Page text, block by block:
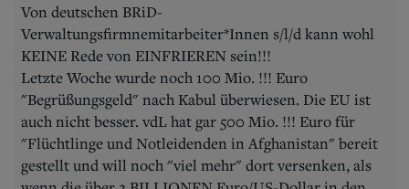
Von deutschen BRiD-
Verwaltungsfirmnemitarbeiter*Innen s/l/d kann wohl
KEINE Rede von EINFRIEREN sein!!!
Letzte Woche wurde noch 100 Mio. !!! Euro
"Begrüßungsgeld" nach Kabul überwiesen. Die EU ist
auch nicht besser. vdL hat gar 500 Mio. !!! Euro für
"Flüchtlinge und Notleidenden in Afghanistan" bereit
gestellt und will noch "viel mehr" dort versenken, als